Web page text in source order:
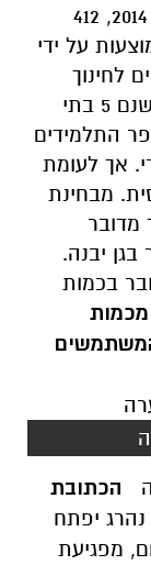
פחותה מאוד. בגן יבנה למשל, בשנת 2014, 412
על ידי
שייכים לחינוך
בהתחשב בכך שבגן יבנה ישנם 5 בתי
התלמידים
אך לעומת
מבחינת
פי 10 מאשר בגן יבנה.
בכמות
פי 3 מכמות
הכתובת
יפתח
מפגיעת